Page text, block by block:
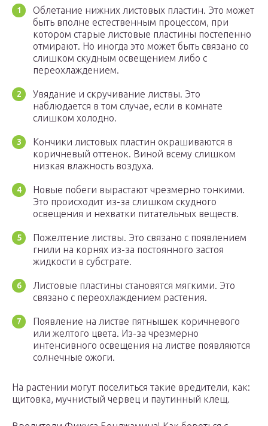
Облетание нижних листовых пластин. Это может
быть вполне естественным процессом, при
котором старые листовые пластины постепенно
отмирают. Но иногда это может быть связано со
слишком скудным освещением либо с
переохлаждением.
Увядание и скручивание листвы. Это
наблюдается в том случае, если в комнате
слишком холодно.
Кончики листовых пластин окрашиваются в
коричневый оттенок. Виной всему слишком
низкая влажность воздуха.
Новые побеги вырастают чрезмерно тонкими.
Это происходит из-за слишком скудного
освещения и нехватки питательных веществ.
Пожелтение листвы. Это связано с появлением
гнили на корнях из-за постоянного застоя
жидкости в субстрате.
Листовые пластины становятся мягкими. Это
связано с переохлаждением растения.
Появление на листве пятнышек коричневого
или желтого цвета. Из-за чрезмерно
интенсивного освещения на листве появляются
солнечные ожоги.
На растении могут поселиться такие вредители, как:
щитовка, мучнистый червец и паутинный клещ.